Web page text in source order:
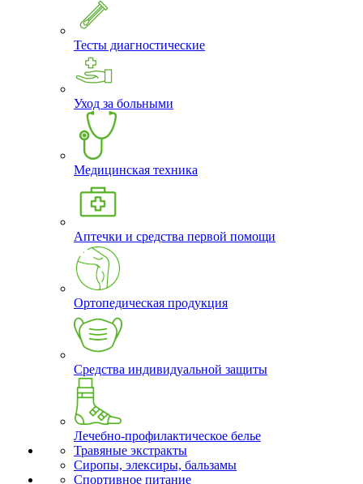
Тесты диагностические
Уход за больными
Медицинская техника
Аптечки и средства первой помощи
Ортопедическая продукция
Средства индивидуальной защиты
Лечебно-профилактическое белье
Травяные экстракты
Сиропы, элексиры, бальзамы
Спортивное питание